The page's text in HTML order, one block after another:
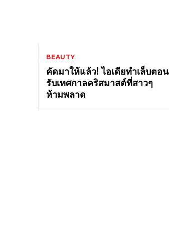
BEAUTY
คัดมาให้แล้ว! ไอเดียทำเล็บตอน
รับเทศกาลคริสมาสต์ที่สาวๆ
ห้ามพลาด